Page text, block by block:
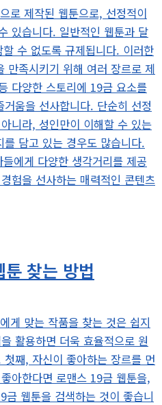
로 제작된 웹툰으로, 선정적이
있습니다. 일반적인 웹툰과 달
수 없도록 규제됩니다. 이러한
만족시키기 위해 여러 장르로 제
다양한 스토리에 19금 요소를
움을 선사합니다. 단순히 선정
니라, 성인만이 이해할 수 있는
담고 있는 경우도 많습니다.
에게 다양한 생각거리를 제공
험을 선사하는 매력적인 콘텐츠
찾는 방법
게 맞는 작품을 찾는 것은 쉽지
활용하면 더욱 효율적으로 원
째, 자신이 좋아하는 장르를 먼
아한다면 로맨스 19금 웹툰을,
금 웹툰을 검색하는 것이 좋습니